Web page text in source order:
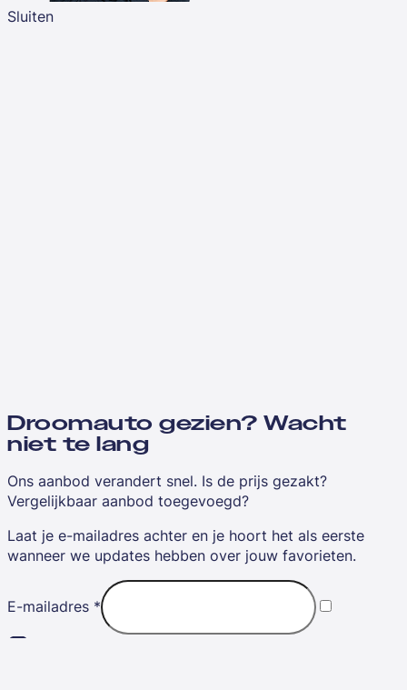
Sluiten
Droomauto gezien? Wacht
niet te lang
Ons aanbod verandert snel. Is de prijs gezakt?
Vergelijkbaar aanbod toegevoegd?
Laat je e-mailadres achter en je hoort het als eerste
wanneer we updates hebben over jouw favorieten.
E-mailadres *